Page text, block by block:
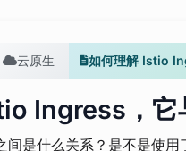
云原生 如何理解 Istio
Ingress，它
间是什么关系？是不是使